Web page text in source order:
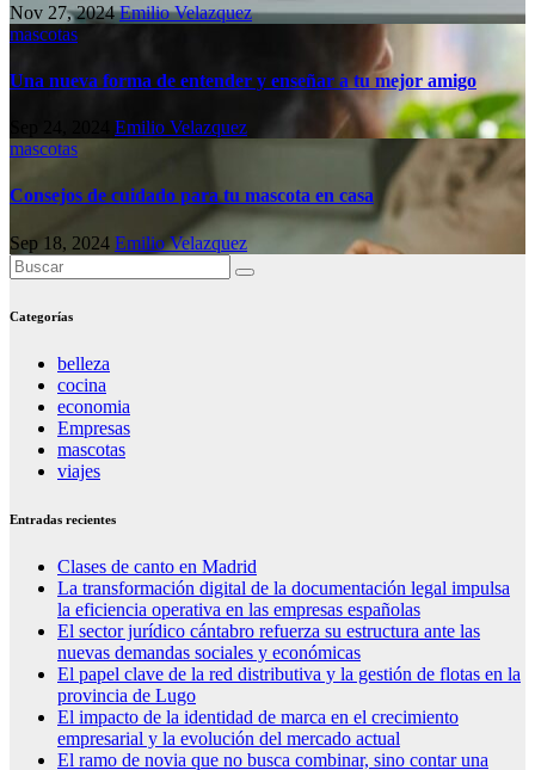
Nov 27, 2024Emilio Velazquez
mascotas
Una nueva forma de entender y enseñar a tu mejor amigo
Emilio Velazquez
mascotas
Consejos de cuidado para tu mascota en casa
Sep 18, 2024 Emilio Velazquez
Categorías
belleza
cocina
economia
Empresas
mascotas
viajes
Entradas recientes
Clases de canto en Madrid
La transformación digital de la documentación legal impulsa
la eficiencia operativa en las empresas españolas
El sector jurídico cántabro refuerza su estructura ante las
nuevas demandas sociales y económicas
El papel clave de la red distributiva y la gestión de flotas en la
provincia de Lugo
El impacto de la identidad de marca en el crecimiento
empresarial y la evolución del mercado actual
El ramo de novia que no busca combinar, sino contar una